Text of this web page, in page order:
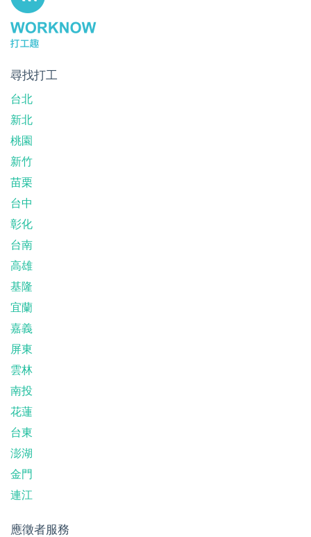
尋找打工
台北
新北
桃園
新竹
苗栗
台中
彰化
台南
高雄
基隆
宜蘭
嘉義
屏東
雲林
南投
花蓮
台東
澎湖
金門
連江
應徵者服務